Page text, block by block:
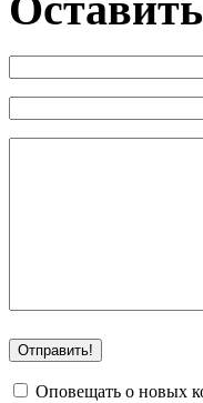
Оповещать о новых